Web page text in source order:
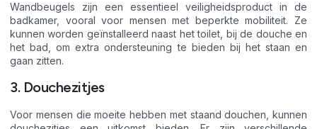
Wandbeugels zijn een essentieel veiligheidsproduct in de
badkamer, vooral voor mensen met beperkte mobiliteit. Ze
kunnen worden geïnstalleerd naast het toilet, bij de douche en
het bad, om extra ondersteuning te bieden bij het staan en
gaan zitten.
3. Douchezitjes
Voor mensen die moeite hebben met staand douchen, kunnen